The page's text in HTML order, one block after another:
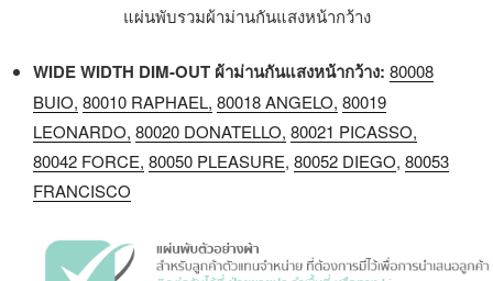
แผ่นพับรวมผ้าม่านกันแสงหน้ากว้าง
WIDE WIDTH DIM-OUT ผ้าม่านกันแสงหน้ากว้าง: 80008
BUIO, 80010 RAPHAEL, 80018 ANGELO, 80019
LEONARDO, 80020 DONATELLO, 80021 PICASSO,
80042 FORCE, 80050 PLEASURE, 80052 DIEGO, 80053
FRANCISCO